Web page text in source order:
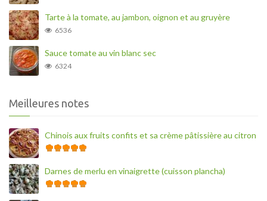
Tarte à la tomate, au jambon, oignon et au gruyère
6536
Sauce tomate au vin blanc sec
6324
Meilleures notes
Chinois aux fruits confits et sa crème pâtissière au citron
Darnes de merlu en vinaigrette (cuisson plancha)